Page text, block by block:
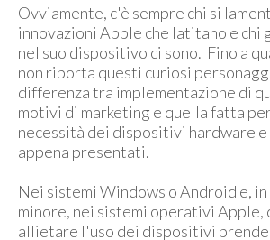
Ovviamente, c'è sempre chi si
innovazioni Apple che latitano e chi
nel suo dispositivo ci sono. Fino a
non riporta questi curiosi
differenza tra implementazione di
motivi di marketing e quella fatta
necessità dei dispositivi hardware
appena presentati.
Nei sistemi Windows o Android e,
minore, nei sistemi operativi Apple,
allietare l'uso dei dispositivi